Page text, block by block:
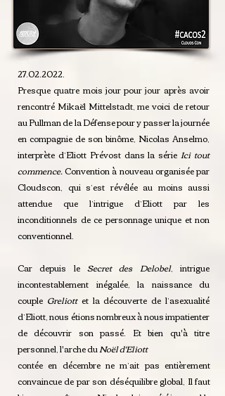
27.02.2022.
Presque quatre mois jour pour jour après avoir
rencontré Mikaël Mittelstadt, me voici de retour
au Pullman de la Défense pour y passer la journée
en compagnie de son binôme, Nicolas Anselmo,
interprète d’Eliott Prévost dans la sérieIci tout
commence.Convention à nouveau organisée par
Cloudscon, qui s’est révélée au moins aussi
attendue que l’intrigue d’Eliott par les
inconditionnels de ce personnage unique et non
conventionnel.
Car depuis le Secret des Delobel, intrigue
incontestablement inégalée, la naissance du
couple Greliottet la découverte de l’asexualité
d’Eliott, nous étions nombreux à nous impatienter
de découvrir son passé. Et bien qu'à titre
personnel, l'arche duNoël d'Eliott
contée en décembre ne m’ait pas entièrement
convaincue de par son déséquilibre global, Il faut